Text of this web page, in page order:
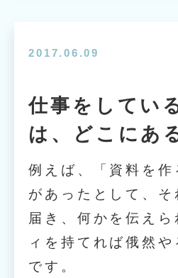
2017.06.09
仕事をしてい
は、どこにあ
例えば、「資料を作
があったとして、そ
届き、何かを伝え
ィを持てれば俄然
です。